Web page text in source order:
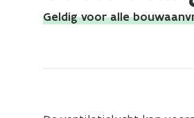
bevindt
Geldig voor alle